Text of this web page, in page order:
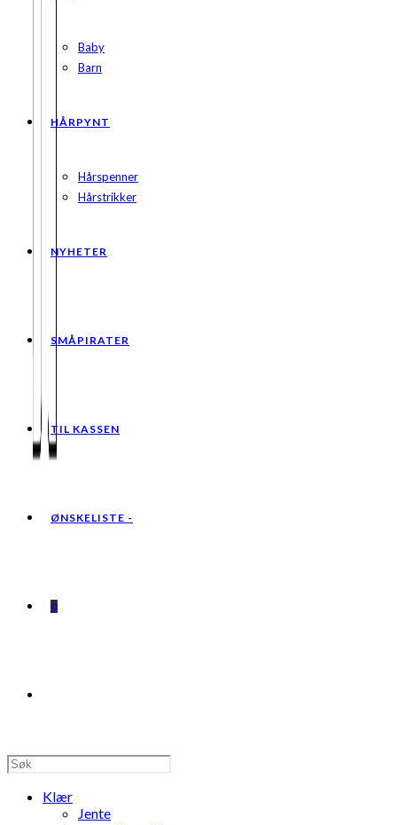
Baby
Barn
HÅRPYNT
Hårspenner
Hårstrikker
NYHETER
SMÅPIRATER
TIL KASSEN
ØNSKELISTE -
0
Klær
Jente